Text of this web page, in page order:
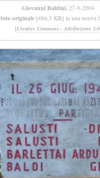
Giovanni Baldini , 27-9-2004
foto originale [486,3 KB] in una nuova
[Creative Commons - Attribuzione 3.0